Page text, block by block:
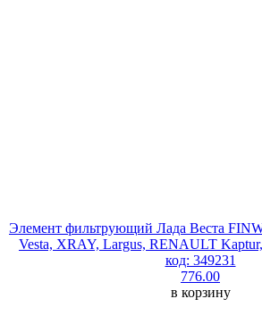
Элемент фильтрующий Лада Веста
Vesta, XRAY, Largus, RENAULT
код: 349231
776.00
в корзину